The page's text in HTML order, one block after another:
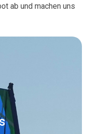
ab und machen uns